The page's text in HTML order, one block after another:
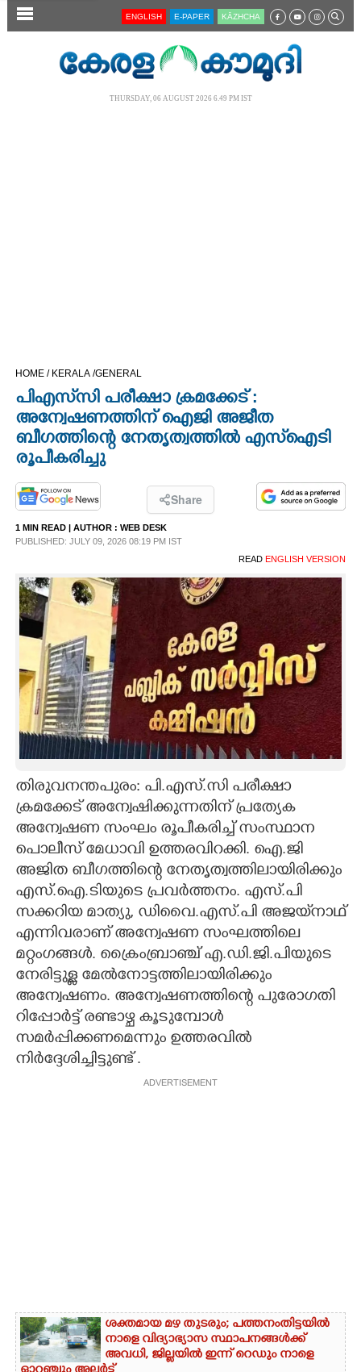
SECTIONS
CINEMA
OPINION
PHOTOS
INFO+
ART
ASTRO
CARTOONS
LITERATURE
ZOOM
CONTACT US
ENGLISH E-PAPER KĀZHCHA
THURSDAY, 06 AUGUST 2026 6.49 PM IST
HOME / KERALA /GENERAL
പിഎസ്‌സി പരീക്ഷാ ക്രമക്കേട് :
അന്വേഷണത്തിന് ഐജി അജീത
ബീഗത്തിന്റെ നേതൃത്വത്തിൽ എസ്ഐടി
രൂപീകരിച്ചു
Share
1 MIN READ | AUTHOR : WEB DESK
PUBLISHED: JULY 09, 2026 08:19 PM IST
READ ENGLISH VERSION
തിരുവനന്തപുരം: പി.എസ്.സി പരീക്ഷാ
ക്രമക്കേട് അന്വേഷിക്കുന്നതിന് പ്രത്യേക
അന്വേഷണ സംഘം രൂപീകരിച്ച് സംസ്ഥാന
പൊലീസ് മേധാവി ഉത്തരവിറക്കി. ഐ.ജി
അജിത ബീഗത്തിന്റെ നേതൃത്വത്തിലായിരിക്കും
എസ്.ഐ.ടിയുടെ പ്രവർത്തനം. എസ്.പി
സക്കറിയ മാത്യു,​ ഡിവൈ.എസ്.പി അജയ്‌നാഥ്
എന്നിവരാണ് അന്വേഷണ സംഘത്തിലെ
മറ്റംഗങ്ങൾ. ക്രൈംബ്രാഞ്ച് എ.ഡി.ജി.പിയുടെ
നേരിട്ടുള്ള മേൽനോട്ടത്തിലായിരിക്കും
അന്വേഷണം. അന്വേഷണത്തിന്റെ പുരോഗതി
റിപ്പോർട്ട് രണ്ടാഴ്ച കൂടുമ്പോൾ
സമർപ്പിക്കണമെന്നും ഉത്തരവിൽ
നിർദ്ദേശിച്ചിട്ടുണ്ട് .
ADVERTISEMENT
ശക്തമായ മഴ തുടരും; പത്തനംതിട്ടയിൽ
നാളെ വിദ്യാഭ്യാസ സ്ഥാപനങ്ങൾക്ക്
അവധി,​ ജില്ലയിൽ ഇന്ന് റെ‌ഡും നാളെ